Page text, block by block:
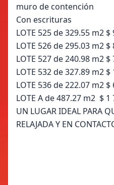
muro de contención
Con escrituras
LOTE 525 de 329.55 m2 $
LOTE 526 de 295.03 m2 $
LOTE 527 de 240.98 m2 $
LOTE 532 de 327.89 m2 $
LOTE 536 de 222.07 m2 $
LOTE A de 487.27 m2 $ 1
UN LUGAR IDEAL PARA
RELAJADA Y EN